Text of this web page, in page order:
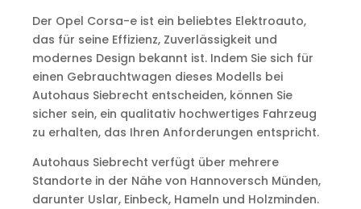
Der Opel Corsa-e ist ein beliebtes Elektroauto,
das für seine Effizienz, Zuverlässigkeit und
modernes Design bekannt ist. Indem Sie sich für
einen Gebrauchtwagen dieses Modells bei
Autohaus Siebrecht entscheiden, können Sie
sicher sein, ein qualitativ hochwertiges Fahrzeug
zu erhalten, das Ihren Anforderungen entspricht.
Autohaus Siebrecht verfügt über mehrere
Standorte in der Nähe von Hannoversch Münden,
darunter Uslar, Einbeck, Hameln und Holzminden.